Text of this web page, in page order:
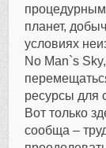
планет,
условиях
No Man`s
ресурсы для
Вот только
сообща –